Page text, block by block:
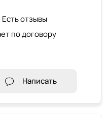
Есть отзывы
по договору
Написать